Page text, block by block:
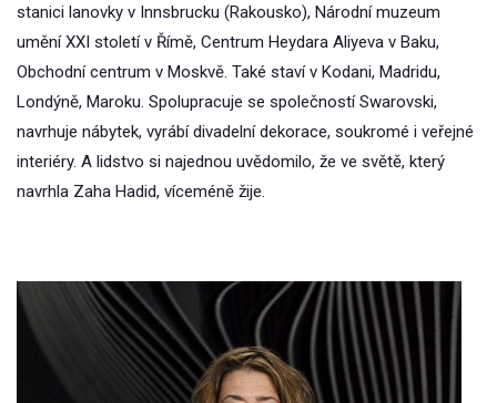
stanici lanovky v Innsbrucku (Rakousko), Národní muzeum
umění XXI století v Římě, Centrum Heydara Aliyeva v Baku,
Obchodní centrum v Moskvě. Také staví v Kodani, Madridu,
Londýně, Maroku. Spolupracuje se společností Swarovski,
navrhuje nábytek, vyrábí divadelní dekorace, soukromé i veřejné
interiéry. A lidstvo si najednou uvědomilo, že ve světě, který
navrhla Zaha Hadid, víceméně žije.